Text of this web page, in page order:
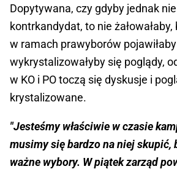
Dopytywana, czy gdyby jednak nie
kontrkandydat, to nie
w ramach prawyborów
wykrystalizowałyby się poglądy,
w KO i PO toczą się dyskusje i
krystalizowane.
"Jesteśmy właściwie w czasie
musimy się bardzo na niej skupić,
ważne wybory. W piątek zarząd